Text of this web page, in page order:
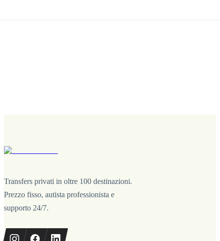
Transfers privati in oltre 100 destinazioni.
Prezzo fisso, autista professionista e
supporto 24/7.